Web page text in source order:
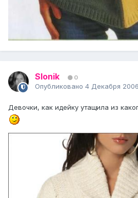
Slonik 0
Опубликовано 4 Декабря 2006
Девочки, как идейку утащила из